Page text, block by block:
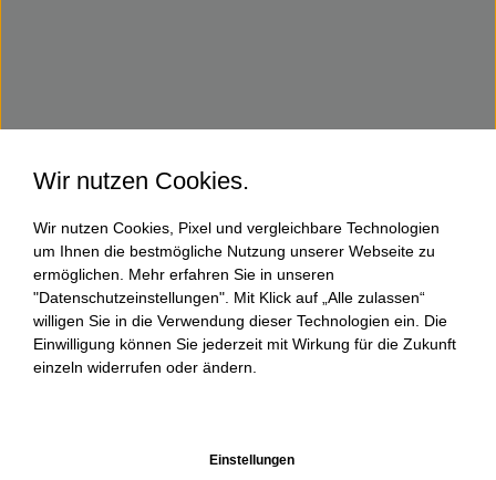
Wir nutzen Cookies.
Wir nutzen Cookies, Pixel und vergleichbare Technologien
um Ihnen die bestmögliche Nutzung unserer Webseite zu
ermöglichen. Mehr erfahren Sie in unseren
"Datenschutzeinstellungen". Mit Klick auf „Alle zulassen“
willigen Sie in die Verwendung dieser Technologien ein. Die
Einwilligung können Sie jederzeit mit Wirkung für die Zukunft
einzeln widerrufen oder ändern.
Einstellungen